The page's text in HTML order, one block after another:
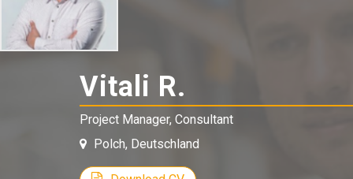
Vitali R.
Project
Manager,
Project Manager, Consultant
Polch, Deutschland